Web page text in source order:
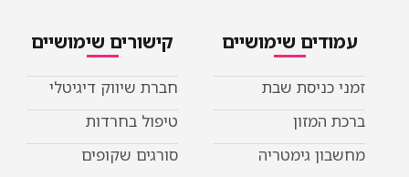
עמודים שימושיים
זמני כניסת שבת
ברכת המזון
מחשבון גימטריה
קישורים שימושיים
חברת שיווק דיגיטלי
טיפול בחרדות
סורגים שקופים